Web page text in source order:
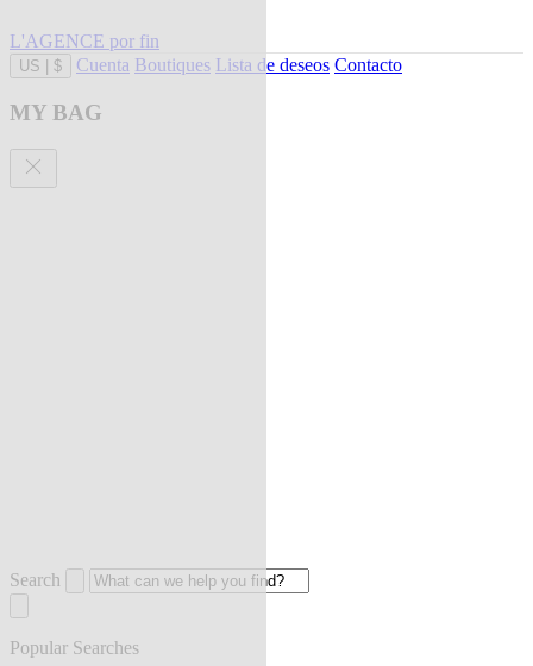
L'AGENCE por fin
US $ Cuenta Boutiques Lista de deseos Contacto
MY BAG
Search
Popular Searches